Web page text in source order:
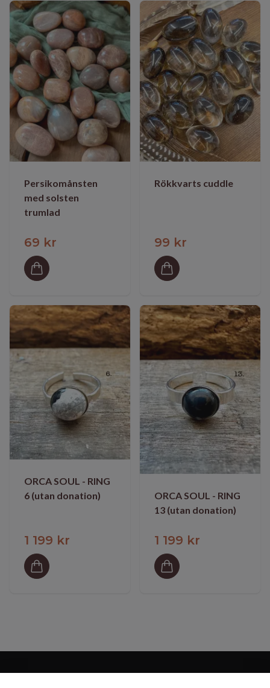
Persikomånsten
med solsten
trumlad
69 kr
Rökkvarts cuddle
99 kr
ORCA SOUL - RING
6 (utan donation)
1 199 kr
ORCA SOUL - RING
13 (utan donation)
1 199 kr